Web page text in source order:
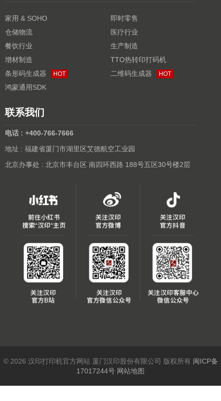
家用 & SOHO
即时零售
仓储物流
医疗行业
餐饮行业
生产制造
增材制造
TTO热转印打码机
条形码生成器
HOT 二维码生成器 HOT
鸿蒙通用SDK
联系我们
电话 : +400-766-7666
地址 : 福建省厦门市湖里区艾德航空工业园
北京办事处 : 北京市丰台区 南四环西路 188号五区30号楼2层
© 2026 汉印打印机官方网站 厦门汉印股份有限公司 版权所有 闽ICP备
17017244号 网站地图